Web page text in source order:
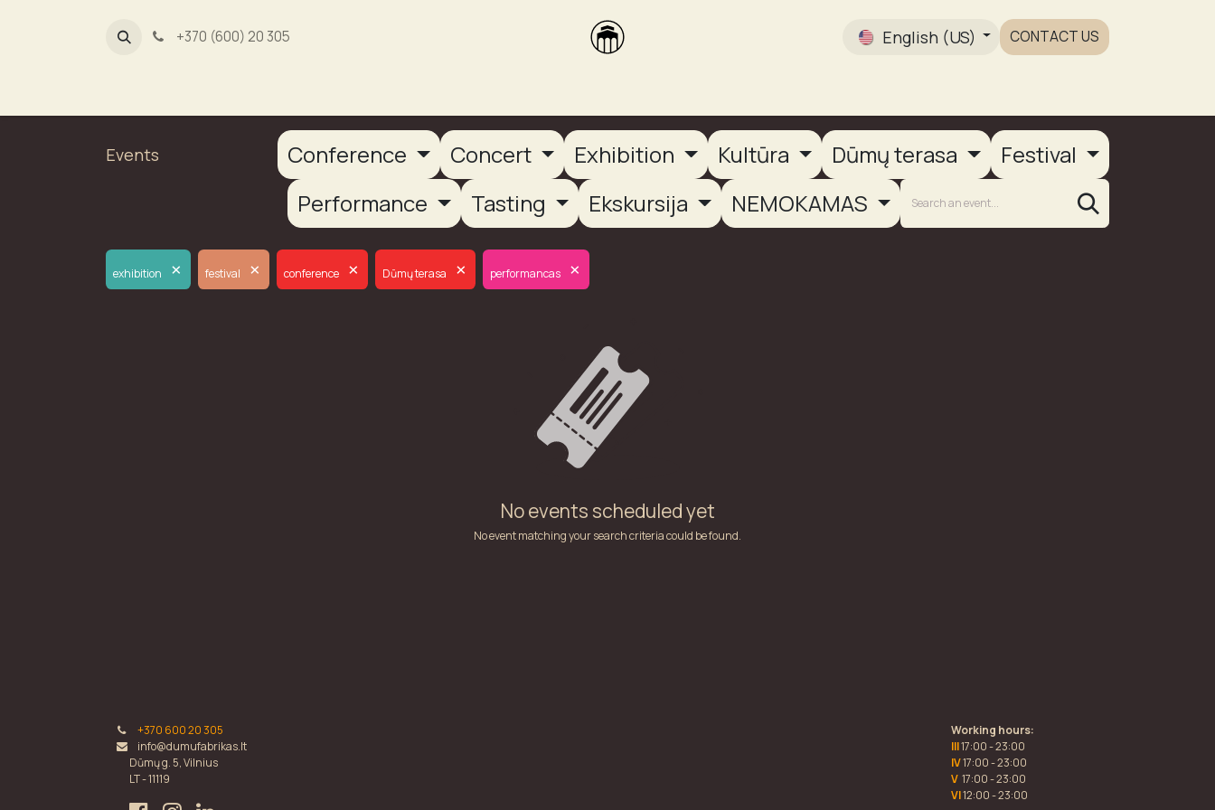
+370 (600) 20 305 English (US) CONTACT US
Events Conference Concert Exhibition Kultūra Dūmų terasa
Festival
Performance
Tasting Ekskursija NEMOKAMAS
exhibition × festival × conference × Dūmų terasa × performancas ×
No events scheduled yet
No event matching your search criteria could be found.
+370 600 20 305
info@dumufabrikas.lt
Dūmų g. 5, Vilnius
LT - 11119
Working hours:
III17:00 - 23:00
IV17:00 - 23:00
V 17:00 - 23:00
VI12:00 - 23:00